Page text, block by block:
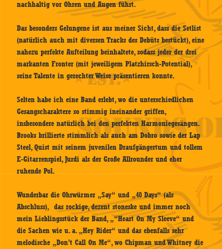
nachhaltig vor Ohren und Augen führt.
Das besonders Gelungene ist aus meiner Sicht, dass die Setlist
(natürlich auch mit diversen Tracks des Debüts bestückt), eine
nahezu perfekte Aufteilung beinhaltete, sodass jeder der drei
markanten Fronter (mit jeweiligem Platzhirsch-Potential),
seine Talente in gerechter Weise präsentieren konnte.
Selten habe ich eine Band erlebt, wo die unterschiedlichen
Gesangscharaktere so stimmig ineinander griffen,
insbesondere natürlich bei den perfekten Harmoniegesängen.
Brooks brillierte stimmlich als auch am Dobro sowie der Lap
Steel, Quist mit seinem juvenilen Draufgängertum und tollem
E-Gitarrenspiel, Jurdi als der Große Allrounder und eher
ruhende Pol.
Wunderbar die Ohrwürmer „Say“ und „40 Days“ (als
Abschluss), das rockige, dezent stoneske und immer noch
mein Lieblingsstück der Band, „“Heart On My Sleeve“ und
die Sachen wie u. a. „Hey Rider“ und das ebenfalls sehr
melodische „Don’t Call On Me“, wo Chipman und Whitney die